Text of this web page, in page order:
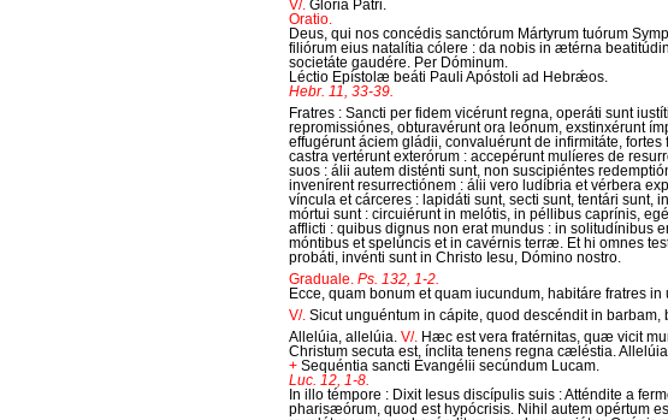
V/. Glória Patri.
Oratio.
Deus, qui nos concédis sanctórum Mártyrum tuórum
filiórum eius natalítia cólere : da nobis in ætérna
societáte gaudére. Per Dóminum.
Léctio Epístolæ beáti Pauli Apóstoli ad Hebrǽos.
Hebr. 11, 33-39.
Fratres : Sancti per fidem vicérunt regna, operáti sunt
repromissiónes, obturavérunt ora leónum, exstinxérunt
effugérunt áciem gládii, convaluérunt de infirmitáte, fortes
castra vertérunt exterórum : accepérunt mulíeres de
suos : álii autem disténti sunt, non suscipiéntes
invenírent resurrectiónem : álii vero ludíbria et vérbera
víncula et cárceres : lapidáti sunt, secti sunt, tentári sunt,
mórtui sunt : circuiérunt in melótis, in péllibus caprínis,
afflicti : quibus dignus non erat mundus : in solitudínibus
móntibus et spelúncis et in cavérnis terræ. Et hi omnes
probáti, invénti sunt in Christo Iesu, Dómino nostro.
Graduale. Ps. 132, 1-2.
Ecce, quam bonum et quam iucundum, habitáre fratres in
V/. Sicut unguéntum in cápite, quod descéndit in barbam,
Allelúia, allelúia. V/. Hæc est vera fratérnitas, quæ vicit
Christum secuta est, ínclita tenens regna cæléstia.
+ Sequéntia sancti Evangélii secúndum Lucam.
Luc. 12, 1-8.
In illo témpore : Dixit Iesus discípulis suis : Atténdite a
pharisæórum, quod est hypócrisis. Nihil autem opértum